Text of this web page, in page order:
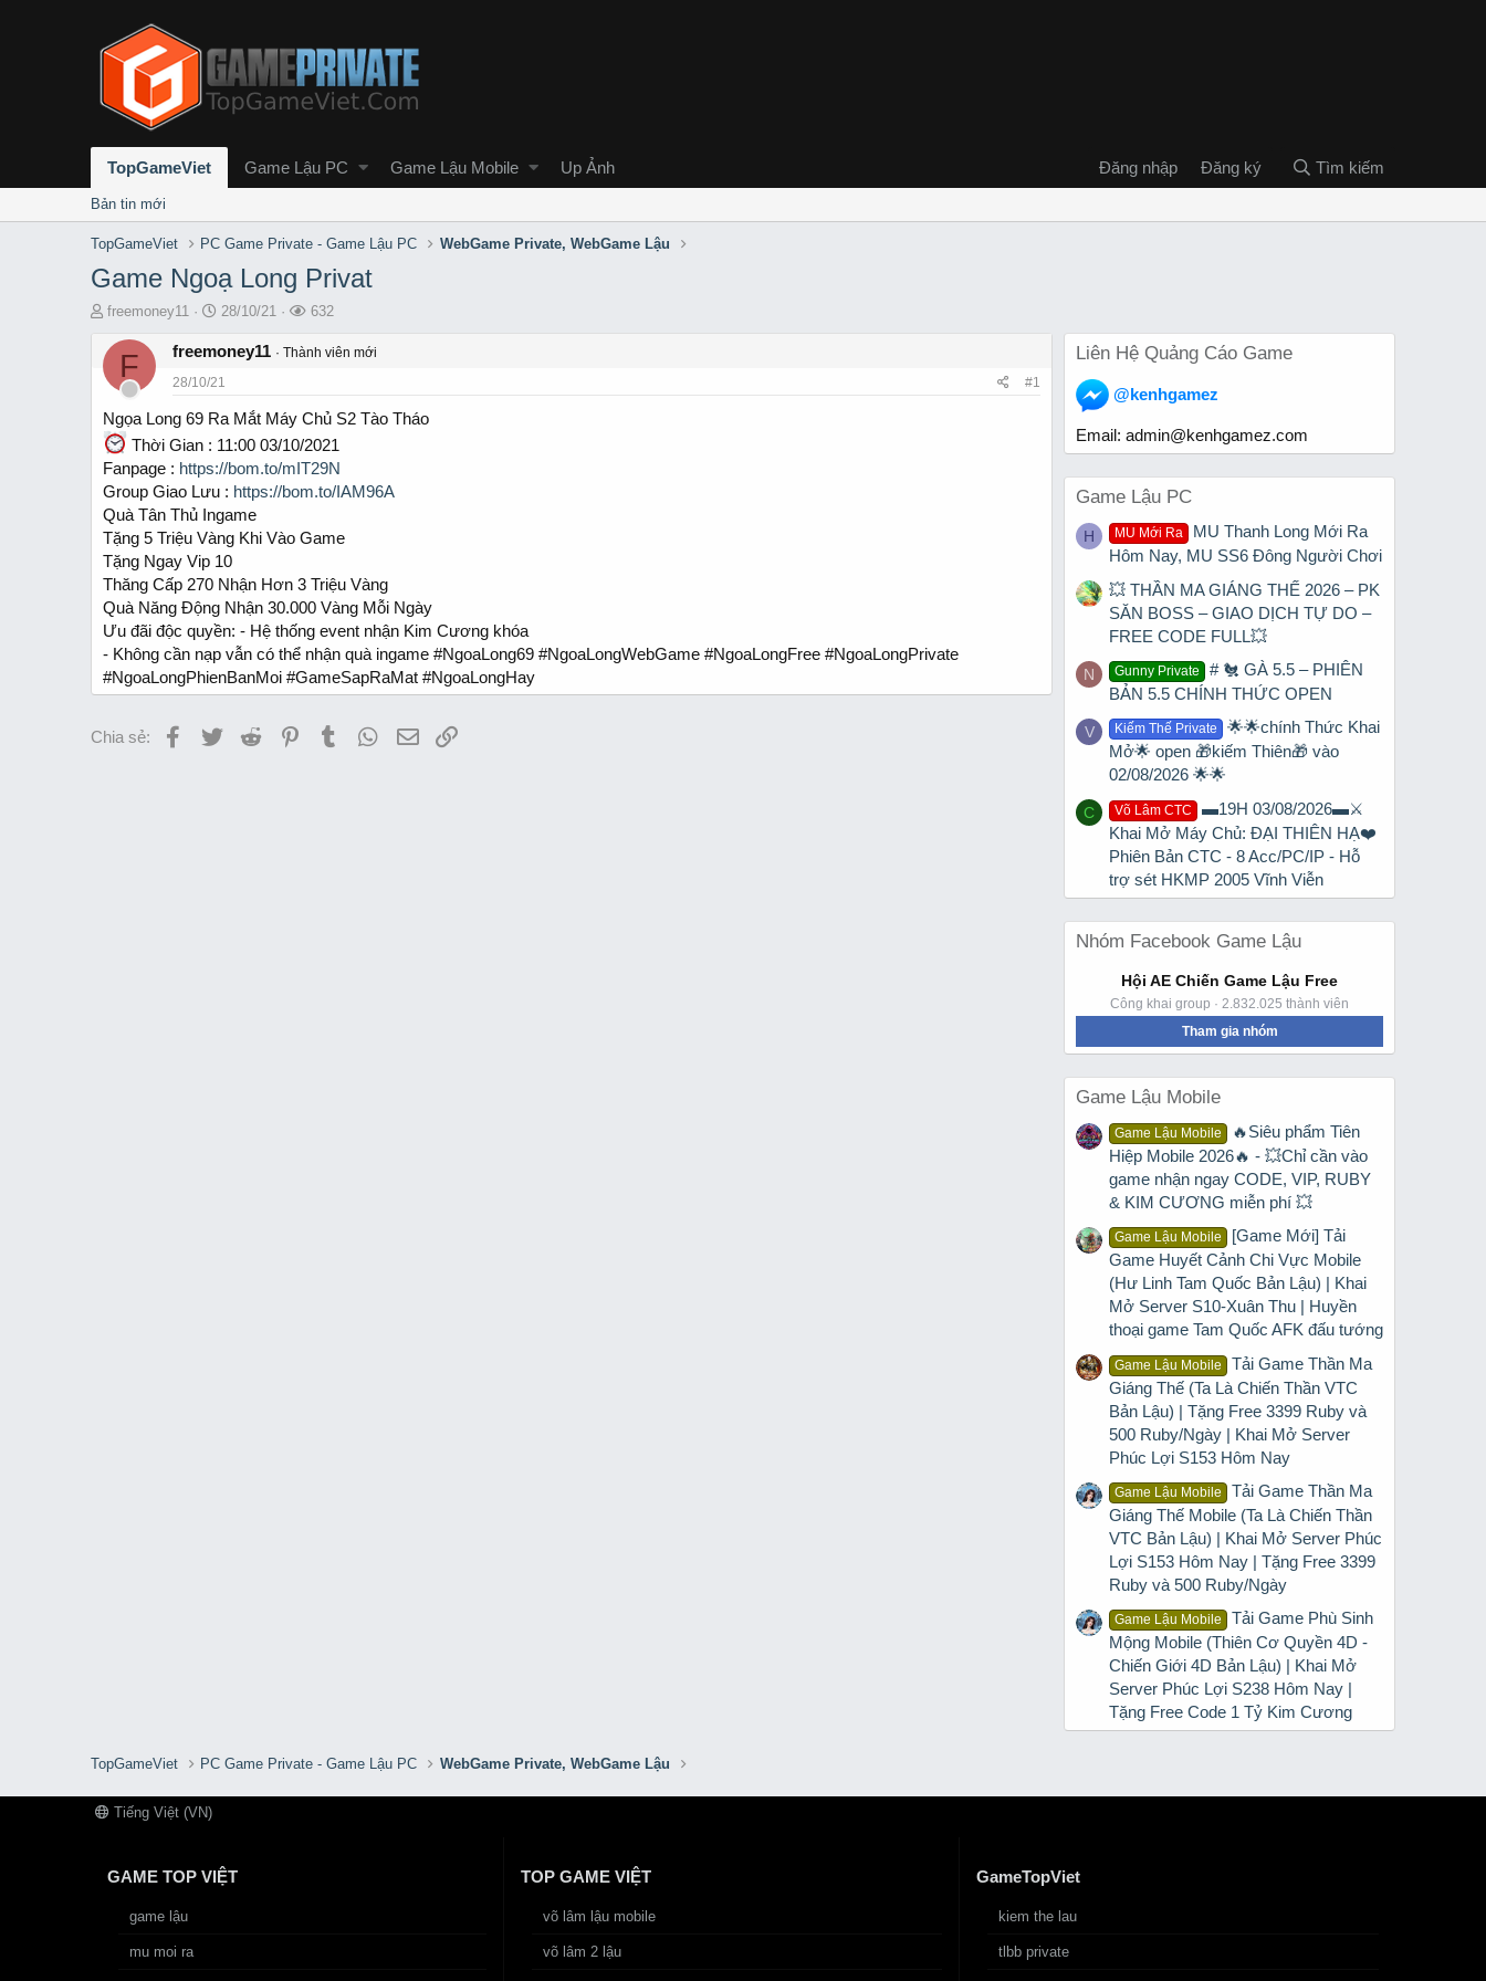
TopGameViet Game Lậu PC Game Lậu Mobile Up Ảnh Đăng nhập Đăng ký Tìm kiếm
Bản tin mới
TopGameViet PC Game Private - Game Lậu PC WebGame Private, WebGame Lậu
Game Ngoạ Long Privat
T
r
a
d
s
t
a
r
t
e
r
freemoney11
S
a
t
a
t
e
28/10/21
L
ợ
e
m
632
F freemoney11
Thành viên mới
28/10/21
#1
Ngọa Long 69 Ra Mắt Máy Chủ S2 Tào Tháo
Thời Gian : 11:00 03/10/2021
Fanpage : https://bom.to/mIT29N
Group Giao Lưu : https://bom.to/IAM96A
Quà Tân Thủ Ingame
Tặng 5 Triệu Vàng Khi Vào Game
Tặng Ngay Vip 10
Thăng Cấp 270 Nhận Hơn 3 Triệu Vàng
Quà Năng Động Nhận 30.000 Vàng Mỗi Ngày
Ưu đãi độc quyền: - Hệ thống event nhận Kim Cương khóa
- Không cần nạp vẫn có thể nhận quà ingame #NgoaLong69 #NgoaLongWebGame #NgoaLongFree #NgoaLongPrivate
#NgoaLongPhienBanMoi #GameSapRaMat #NgoaLongHay
Chia sẻ: Facebook
TwitterReddit PinterestTumblr WhatsApp
EmailLink
Liên Hệ Quảng Cáo Game
@kenhgamez
Email: admin@kenhgamez.com
Game Lậu PC
H MU Mới Ra
MU Thanh Long Mới Ra
Hôm Nay, MU SS6 Đông Người Chơi
💥 THẦN MA GIÁNG THẾ 2026 – PK
SĂN BOSS – GIAO DỊCH TỰ DO –
FREE CODE FULL💥
N Gunny Private
# 🐔 GÀ 5.5 – PHIÊN
BẢN 5.5 CHÍNH THỨC OPEN
V Kiếm Thế Private
🌟🌟chính Thức Khai
Mở🌟 open 🎁kiếm Thiên🎁 vào
02/08/2026 🌟🌟
C Võ Lâm CTC
▬19H 03/08/2026▬⚔️
Khai Mở Máy Chủ: ĐẠI THIÊN HẠ❤️
Phiên Bản CTC - 8 Acc/PC/IP - Hỗ
trợ sét HKMP 2005 Vĩnh Viễn
Nhóm Facebook Game Lậu
Hội AE Chiến Game Lậu Free
Công khai group · 2.832.025 thành viên
Tham gia nhóm
Game Lậu Mobile
Game Lậu Mobile
🔥Siêu phẩm Tiên
Hiệp Mobile 2026🔥 - 💥Chỉ cần vào
game nhận ngay CODE, VIP, RUBY
& KIM CƯƠNG miễn phí 💥
Game Lậu Mobile
[Game Mới] Tải
Game Huyết Cảnh Chi Vực Mobile
(Hư Linh Tam Quốc Bản Lậu) | Khai
Mở Server S10-Xuân Thu | Huyền
thoại game Tam Quốc AFK đấu tướng
Game Lậu Mobile
Tải Game Thần Ma
Giáng Thế (Ta Là Chiến Thần VTC
Bản Lậu) | Tặng Free 3399 Ruby và
500 Ruby/Ngày | Khai Mở Server
Phúc Lợi S153 Hôm Nay
Game Lậu Mobile
Tải Game Thần Ma
Giáng Thế Mobile (Ta Là Chiến Thần
VTC Bản Lậu) | Khai Mở Server Phúc
Lợi S153 Hôm Nay | Tặng Free 3399
Ruby và 500 Ruby/Ngày
Game Lậu Mobile
Tải Game Phù Sinh
Mộng Mobile (Thiên Cơ Quyền 4D -
Chiến Giới 4D Bản Lậu) | Khai Mở
Server Phúc Lợi S238 Hôm Nay |
Tặng Free Code 1 Tỷ Kim Cương
TopGameViet PC Game Private - Game Lậu PC WebGame Private, WebGame Lậu
Tiếng Việt (VN)
GAME TOP VIỆT
game lậu
mu moi ra
TOP GAME VIỆT
võ lâm lậu mobile
võ lâm 2 lậu
GameTopViet
kiem the lau
tlbb private